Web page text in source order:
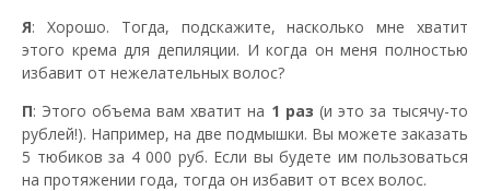
Я: Хорошо. Тогда, подскажите, насколько мне хватит
этого крема для депиляции. И когда он меня полностью
избавит от нежелательных волос?
П: Этого объема вам хватит на 1 раз (и это за тысячу-то
рублей!). Например, на две подмышки. Вы можете заказать
5 тюбиков за 4 000 руб. Если вы будете им пользоваться
на протяжении года, тогда он избавит от всех волос.